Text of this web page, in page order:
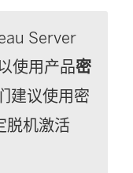
Server
使用产品密
建议使用密
脱机激活